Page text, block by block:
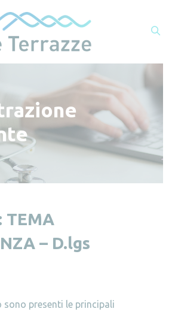
TEMA
– D.lgs
sono presenti le principali